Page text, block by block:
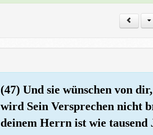
(47) Und sie wünschen von
wird Sein Versprechen nicht
deinem Herrn ist wie